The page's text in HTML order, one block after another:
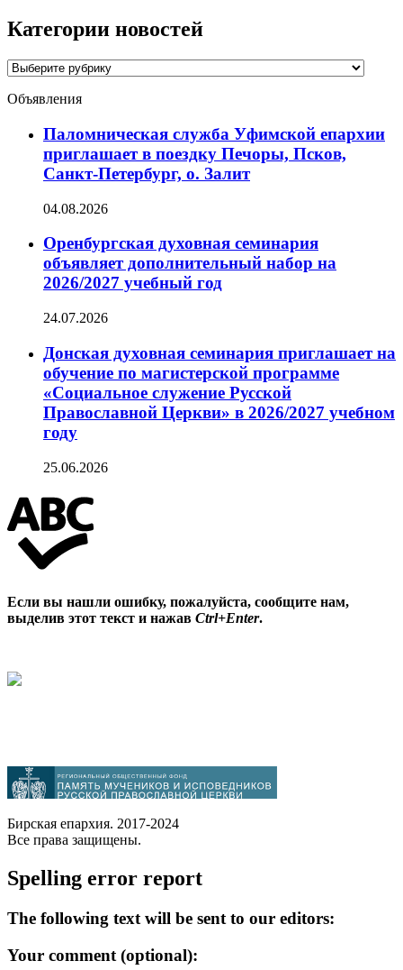
Категории новостей
Категории
Объявления
Паломническая служба Уфимской епархии
приглашает в поездку Печоры, Псков,
Санкт-Петербург, о. Залит
04.08.2026
Оренбургская духовная семинария
объявляет дополнительный набор на
2026/2027 учебный год
24.07.2026
Донская духовная семинария приглашает на
обучение по магистерской программе
«Социальное служение Русской
Православной Церкви» в 2026/2027 учебном
году
25.06.2026
Если вы нашли ошибку, пожалуйста, сообщите нам,
выделив этот текст и нажав Ctrl+Enter.
Бирская епархия. 2017-2024
Все права защищены.
Spelling error report
The following text will be sent to our editors:
Your comment (optional):